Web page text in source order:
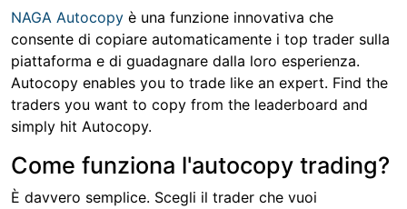
NAGA Autocopy è una funzione innovativa che
consente di copiare automaticamente i top trader sulla
piattaforma e di guadagnare dalla loro esperienza.
Autocopy enables you to trade like an expert. Find the
traders you want to copy from the leaderboard and
simply hit Autocopy.
Come funziona l'autocopy trading?
È davvero semplice. Scegli il trader che vuoi